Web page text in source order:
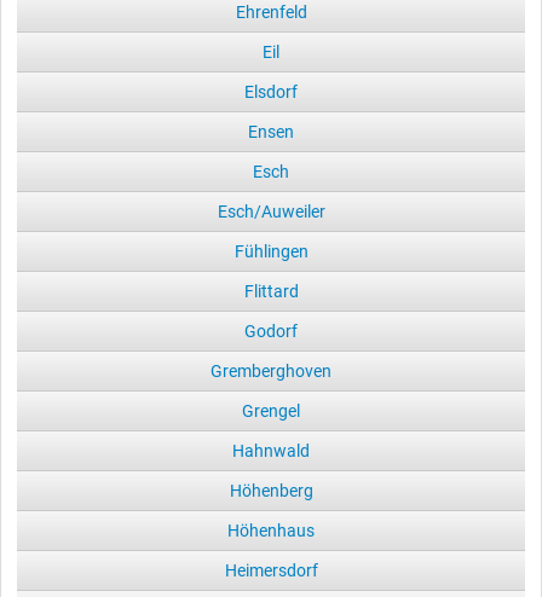
Ehrenfeld
Eil
Elsdorf
Ensen
Esch
Esch/Auweiler
Fühlingen
Flittard
Godorf
Gremberghoven
Grengel
Hahnwald
Höhenberg
Höhenhaus
Heimersdorf